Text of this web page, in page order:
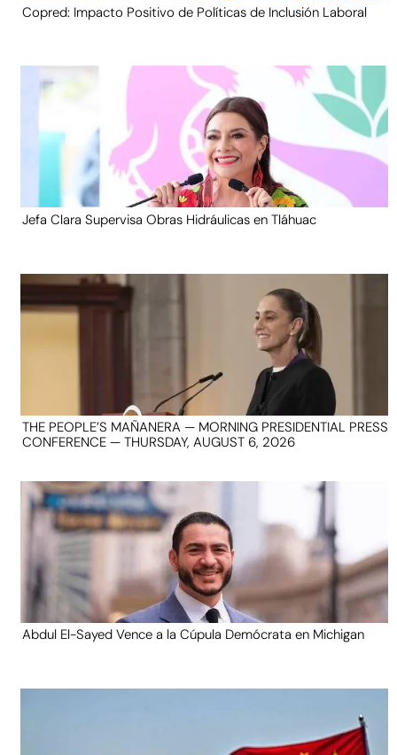
Copred: Impacto Positivo de Políticas de Inclusión Laboral
Jefa Clara Supervisa Obras Hidráulicas en Tláhuac
THE PEOPLE’S MAÑANERA — MORNING PRESIDENTIAL PRESS
CONFERENCE — THURSDAY, AUGUST 6, 2026
Abdul El-Sayed Vence a la Cúpula Demócrata en Michigan